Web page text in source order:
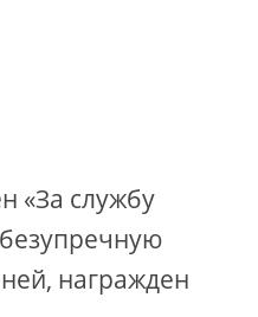
«За службу
награжден